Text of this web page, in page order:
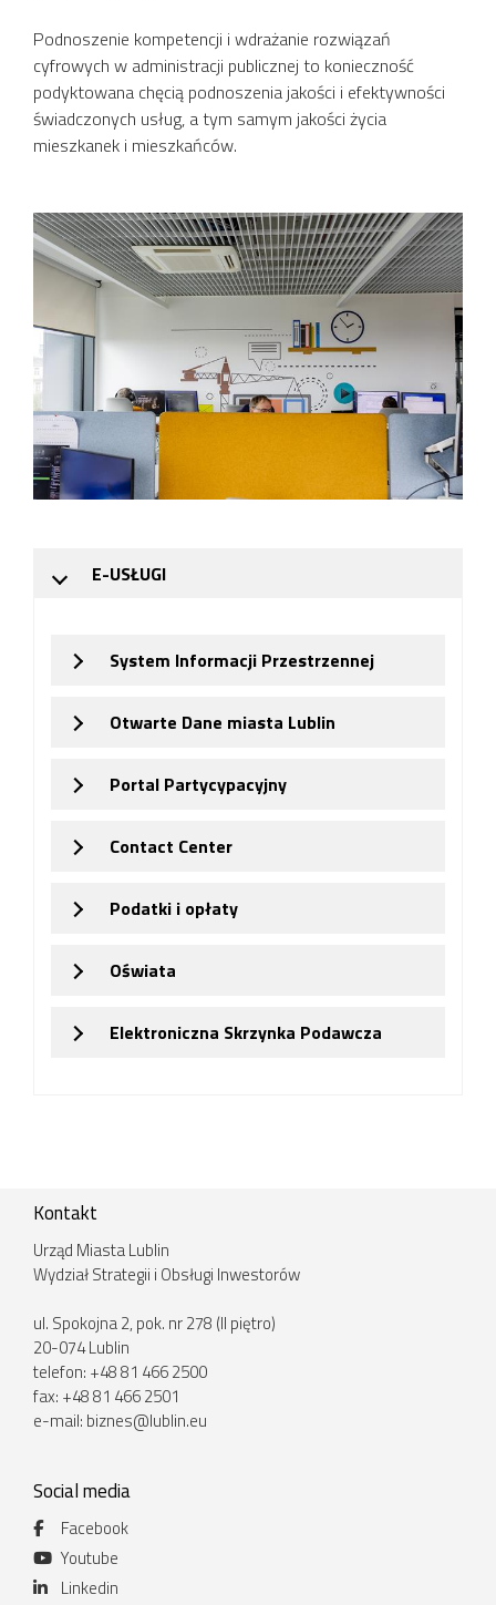
Podnoszenie kompetencji i wdrażanie rozwiązań
cyfrowych w administracji publicznej to konieczność
podyktowana chęcią podnoszenia jakości i efektywności
świadczonych usług, a tym samym jakości życia
mieszkanek i mieszkańców.
E-USŁUGI
System Informacji Przestrzennej
Otwarte Dane miasta Lublin
Portal Partycypacyjny
Contact Center
Podatki i opłaty
Oświata
Elektroniczna Skrzynka Podawcza
Kontakt
Urząd Miasta Lublin
Wydział Strategii i Obsługi Inwestorów
ul. Spokojna 2, pok. nr 278 (II piętro)
20-074 Lublin
telefon: +48 81 466 2500
fax: +48 81 466 2501
e-mail: biznes@lublin.eu
Social media
Facebook
Youtube
Linkedin